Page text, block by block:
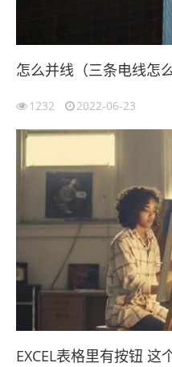
怎么并线（三条电线怎么
1232 2022-06-23
EXCEL表格里有按钮